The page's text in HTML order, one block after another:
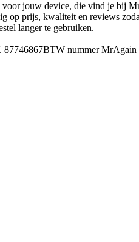
voor jouw device, die vind je bij
op prijs, kwaliteit en reviews
langer te gebruiken.
BTW nummer MrAgain